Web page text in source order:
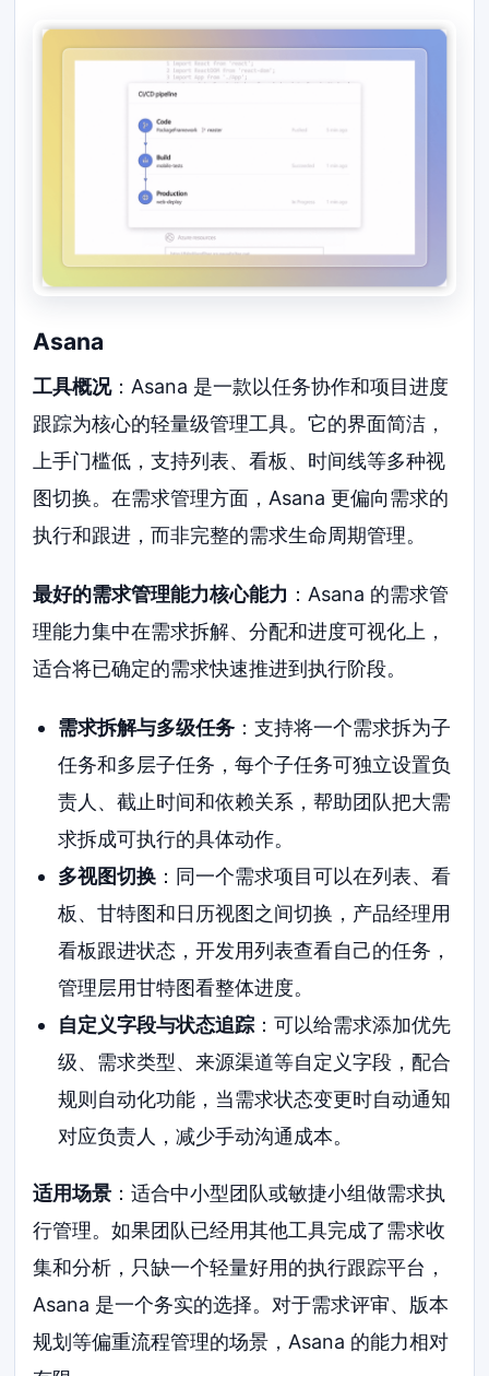
Asana
工具概况：Asana 是一款以任务协作和项目进度
跟踪为核心的轻量级管理工具。它的界面简洁，
上手门槛低，支持列表、看板、时间线等多种视
图切换。在需求管理方面，Asana 更偏向需求的
执行和跟进，而非完整的需求生命周期管理。
最好的需求管理能力核心能力 ：Asana 的需求管
理能力集中在需求拆解、分配和进度可视化上，
适合将已确定的需求快速推进到执行阶段。
需求拆解与多级任务：支持将一个需求拆为子
任务和多层子任务，每个子任务可独立设置负
责人、截止时间和依赖关系，帮助团队把大需
求拆成可执行的具体动作。
多视图切换：同一个需求项目可以在列表、看
板、甘特图和日历视图之间切换，产品经理用
看板跟进状态，开发用列表查看自己的任务，
管理层用甘特图看整体进度。
自定义字段与状态追踪：可以给需求添加优先
级、需求类型、来源渠道等自定义字段，配合
规则自动化功能，当需求状态变更时自动通知
对应负责人，减少手动沟通成本。
适用场景 ：适合中小型团队或敏捷小组做需求执
行管理。如果团队已经用其他工具完成了需求收
集和分析，只缺一个轻量好用的执行跟踪平台，
Asana 是一个务实的选择。对于需求评审、版本
规划等偏重流程管理的场景，Asana 的能力相对